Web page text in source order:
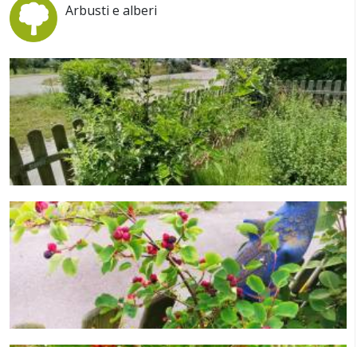
Arbusti e alberi